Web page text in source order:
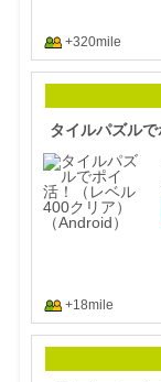
+320mile
+18mile